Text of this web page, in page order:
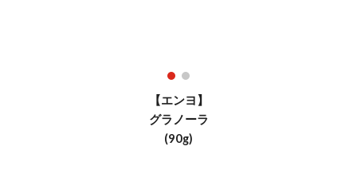
【エンヨ】
グラノーラ
(90g)